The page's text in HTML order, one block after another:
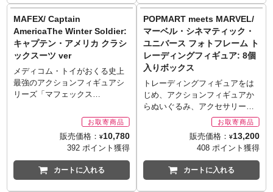
るスタイルかつブリスターパッ
ク仕様。懐かしさを漂わせる素
晴らしきシリーズ。
体が登場です。それぞれに交換
可能な頭部パーツやアームパー
ツ、アクセサリーなどが付属し
ており、様々なシチュエーショ
ンで楽しむことができる内容と
なっています。パッケージは、
往年のフィギュアシリーズを思
わせるスタイルかつブリスター
パック仕様。懐かしさを漂わせ
る素晴らしきシリーズ。
■スカイダイブ・バットマン: パ
ラシュート、ケープ
■トゥーフェイス: ヘッドパーツ
MAFEX/ Captain
AmericaThe Winter Soldier:
キャプテン・アメリカ クラシ
ックスーツ ver
メディコム・トイがおくる史上
最強のアクションフィギュアシ
リーズ「マフェックス
レベルのボディに新規設計のジ
ョイントパーツを設置し、ディ
スプレイしやすく大胆なポージ
ングも可能！映画『キャプテ
ン・アメリカ ウィンターソルジ
ャー』より、ステルススーツに
販売価格： ¥10,780
392 ポイント獲得
カートに入れる
POPMART meets MARVEL/
マーベル・シネマティック・
ユニバース フォトフレーム ト
レーディングフィギュア: 8個
入りボックス
トレーディングフィギュアをは
じめ、アクションフィギュアか
らぬいぐるみ、アクセサリー、
さらには巨大なアートコレクシ
ョンまで手掛けるポップマー
ト。デザイナーやアーティスト
とのコラボレーションも多数
で、絶妙なアレンジが人気で
す！「MCU」ことマーベル・シ
販売価格： ¥13,200
408 ポイント獲得
カートに入れる